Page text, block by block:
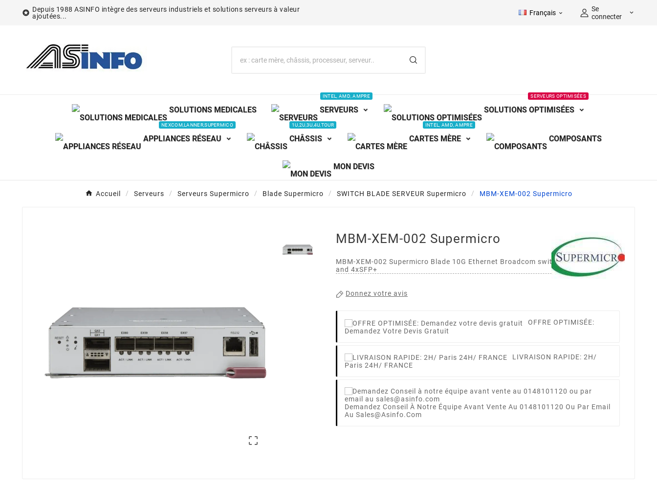
 Depuis 1988 ASINFO intègre des serveurs industriels et solutions serveurs à valeur
ajoutées...
Français 
Se
connecter

SOLUTIONS MEDICALES SERVEURS
INTEL, AMD, AMPRE
SOLUTIONS OPTIMISÉES
SERVEURS OPTIMISÉES
APPLIANCES RÉSEAU
NEXCOM,LANNER,SUPERMICO
CHÂSSIS
1U,2U,3U,4U,TOUR
CARTES MÈRE
INTEL, AMD, AMPRE
COMPOSANTS
MON DEVIS
Accueil Serveurs Serveurs Supermicro Blade Supermicro SWITCH BLADE SERVEUR Supermicro MBM-XEM-002 Supermicro

MBM-XEM-002 Supermicro
MBM-XEM-002 Supermicro Blade 10G Ethernet Broadcom switch with 2xQSFP
and 4xSFP+
Donnez votre avis
OFFRE OPTIMISÉE:
Demandez Votre Devis Gratuit
LIVRAISON RAPIDE: 2H/
Paris 24H/ FRANCE
Demandez Conseil À Notre Équipe Avant Vente Au 0148101120 Ou Par Email
Au Sales@asinfo.com